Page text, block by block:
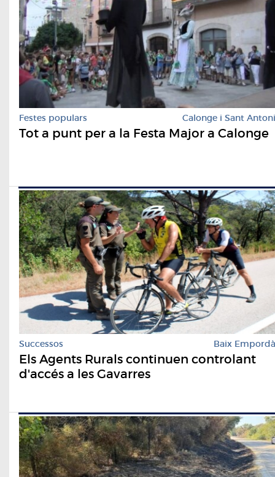
Festes populars Calonge i Sant Antoni
Tot a punt per a la Festa Major a Calonge
Successos Baix Empordà
Els Agents Rurals continuen controlant
d'accés a les Gavarres